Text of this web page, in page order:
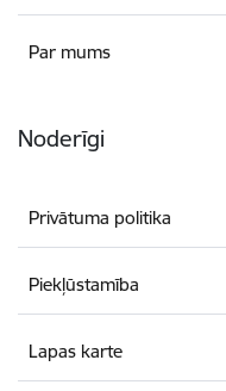
Par mums
Noderīgi
Privātuma politika
Piekļūstamība
Lapas karte